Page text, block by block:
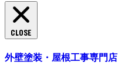
CLOSE
外壁塗装・屋根工事専門